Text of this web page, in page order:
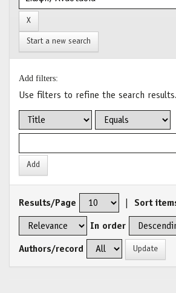
Start a new search
Add filters:
Use filters to refine the search results.
Results/Page Sort
In order
Authors/record